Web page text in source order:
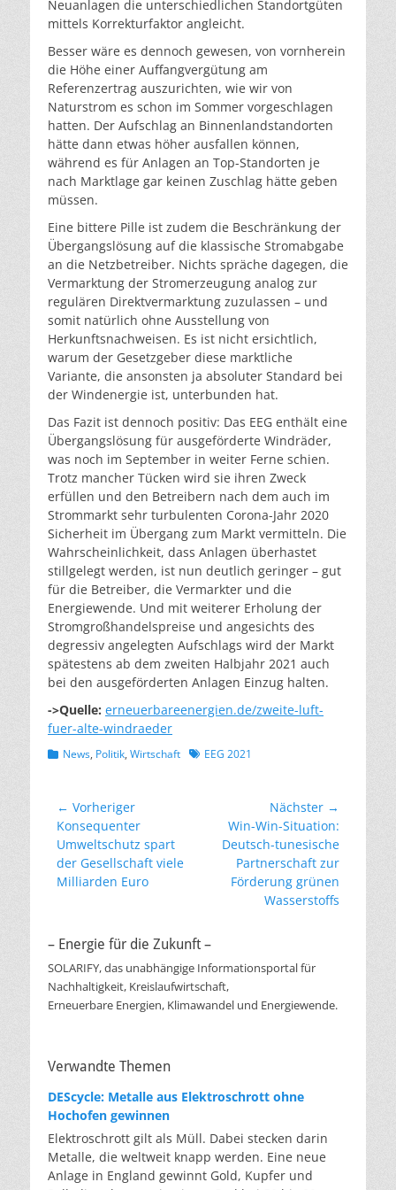
Neuanlagen die unterschiedlichen Standortgüten
mittels Korrekturfaktor angleicht.
Besser wäre es dennoch gewesen, von vornherein
die Höhe einer Auffangvergütung am
Referenzertrag auszurichten, wie wir von
Naturstrom es schon im Sommer vorgeschlagen
hatten. Der Aufschlag an Binnenlandstandorten
hätte dann etwas höher ausfallen können,
während es für Anlagen an Top-Standorten je
nach Marktlage gar keinen Zuschlag hätte geben
müssen.
Eine bittere Pille ist zudem die Beschränkung der
Übergangslösung auf die klassische Stromabgabe
an die Netzbetreiber. Nichts spräche dagegen, die
Vermarktung der Stromerzeugung analog zur
regulären Direktvermarktung zuzulassen – und
somit natürlich ohne Ausstellung von
Herkunftsnachweisen. Es ist nicht ersichtlich,
warum der Gesetzgeber diese marktliche
Variante, die ansonsten ja absoluter Standard bei
der Windenergie ist, unterbunden hat.
Das Fazit ist dennoch positiv: Das EEG enthält eine
Übergangslösung für ausgeförderte Windräder,
was noch im September in weiter Ferne schien.
Trotz mancher Tücken wird sie ihren Zweck
erfüllen und den Betreibern nach dem auch im
Strommarkt sehr turbulenten Corona-Jahr 2020
Sicherheit im Übergang zum Markt vermitteln. Die
Wahrscheinlichkeit, dass Anlagen überhastet
stillgelegt werden, ist nun deutlich geringer – gut
für die Betreiber, die Vermarkter und die
Energiewende. Und mit weiterer Erholung der
Stromgroßhandelspreise und angesichts des
degressiv angelegten Aufschlags wird der Markt
spätestens ab dem zweiten Halbjahr 2021 auch
bei den ausgeförderten Anlagen Einzug halten.
->Quelle: erneuerbareenergien.de/zweite-luft-
fuer-alte-windraeder
Kategorien
News, Politik, Wirtschaft Schlagworte
EEG 2021
Beitragsnavigation
← Vorheriger
Vorheriger
Beitrag:
Konsequenter
Umweltschutz spart
der Gesellschaft viele
Milliarden Euro
Nächster →
Nächster
Beitrag:
Win-Win-Situation:
Deutsch-tunesische
Partnerschaft zur
Förderung grünen
Wasserstoffs
– Energie für die Zukunft –
SOLARIFY, das unabhängige Informationsportal für
Nachhaltigkeit, Kreislaufwirtschaft,
Erneuerbare Energien, Klimawandel und Energiewende.
Verwandte Themen
DEScycle: Metalle aus Elektroschrott ohne
Hochofen gewinnen
Elektroschrott gilt als Müll. Dabei stecken darin
Metalle, die weltweit knapp werden. Eine neue
Anlage in England gewinnt Gold, Kupfer und